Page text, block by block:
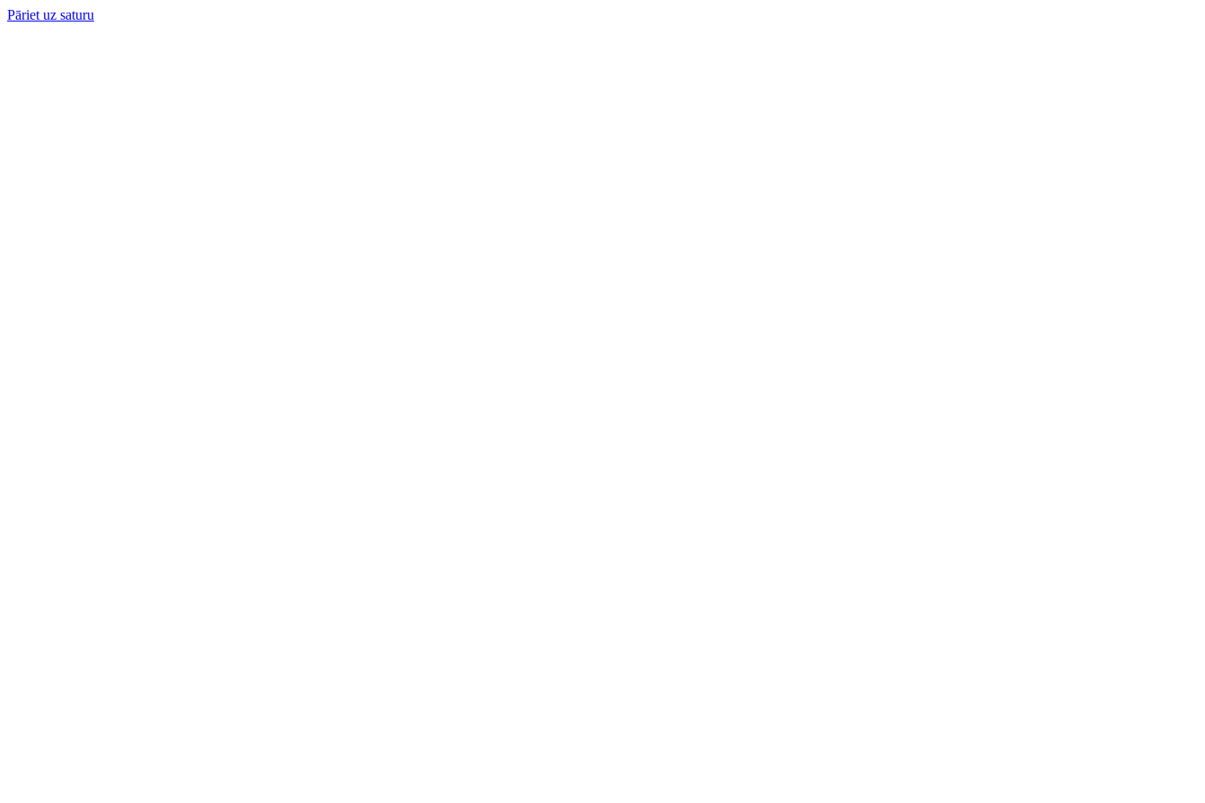
Pāriet uz saturu